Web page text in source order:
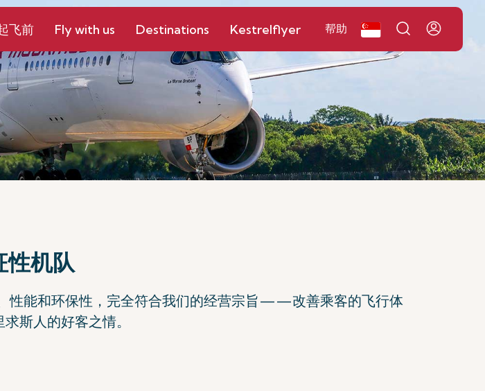
飞前 Fly with us Destinations Kestrelflyer 帮助
性机队
性能和环保性，完全符合我们的经营宗旨——改善乘客的飞行体
斯人的好客之情。